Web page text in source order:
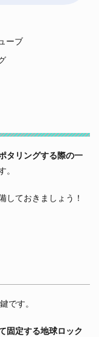
ーブ
タリングする際の一
。
しておきましょう！
です。
固定する地球ロック